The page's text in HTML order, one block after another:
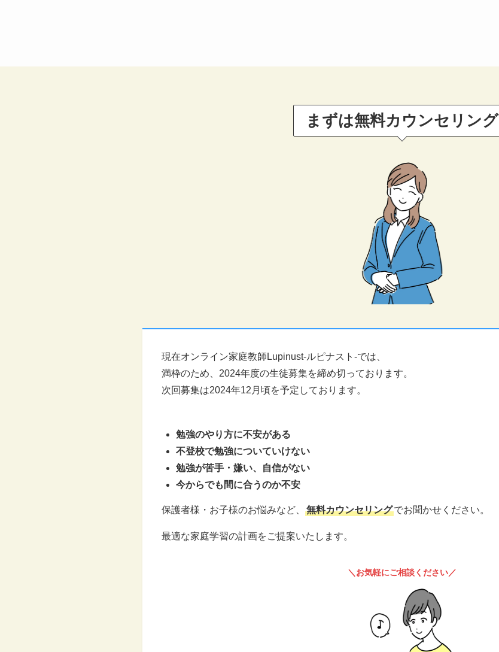
まずは無料カウンセリング
現在オンライン家庭教師Lupinust-ルピナスト-では、
満枠のため、2024年度の生徒募集を締め切っております。
次回募集は2024年12月頃を予定しております。
勉強のやり方に不安がある
不登校で勉強についていけない
勉強が苦手・嫌い、自信がない
今からでも間に合うのか不安
保護者様・お子様のお悩みなど、 無料カウンセリングでお聞かせください。
最適な家庭学習の計画をご提案いたします。
＼お気軽にご相談ください／